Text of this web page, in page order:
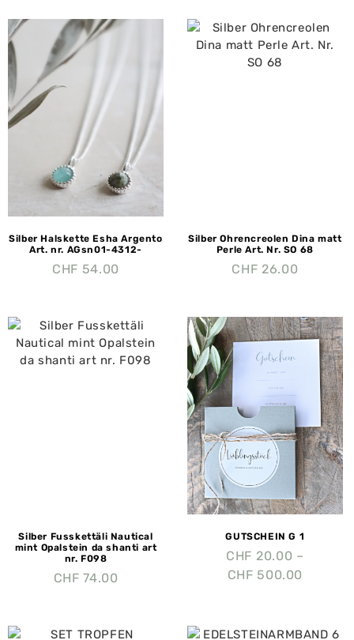
Silber Halskette Esha Argento
Art. nr. AGsn01-4312-
CHF 54.00
Silber Ohrencreolen Dina matt
Perle Art. Nr. SO 68
CHF 26.00
Silber Fusskettäli Nautical
mint Opalstein da shanti art
nr. F098
CHF 74.00
GUTSCHEIN G 1
CHF 20.00 –
CHF 500.00